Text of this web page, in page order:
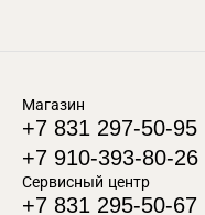
Магазин
+7 831 297-50-95
+7 910-393-80-26
Сервисный центр
+7 831 295-50-67